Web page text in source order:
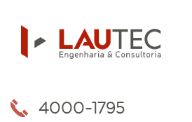
4000-1795